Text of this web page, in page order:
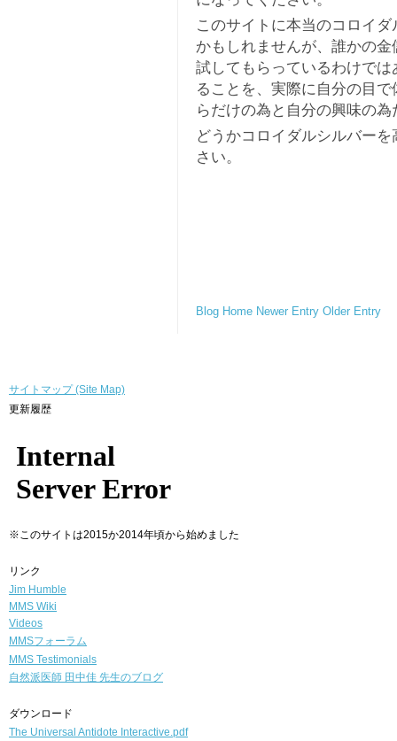
このサイトに本当のコロイ
かもしれませんが、誰かの
試してもらっているわけで
ることを、実際に自分の目
らだけの為と自分の興味の
どうかコロイダルシルバー
さい。
Blog Home Newer Entry Older Entry
サイトマップ (Site Map)
更新履歴
※このサイトは2015か2014年頃から始めました
リンク
Jim Humble
MMS Wiki
Videos
MMSフォーラム
MMS Testimonials
自然派医師 田中佳 先生のブログ
ダウンロード
The Universal Antidote Interactive.pdf